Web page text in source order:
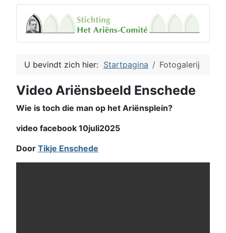
U bevindt zich hier: Startpagina Fotogalerij
Video Ariënsbeeld Enschede
Wie is toch die man op het Ariënsplein?
video facebook 10juli2025
Door Tikje Enschede